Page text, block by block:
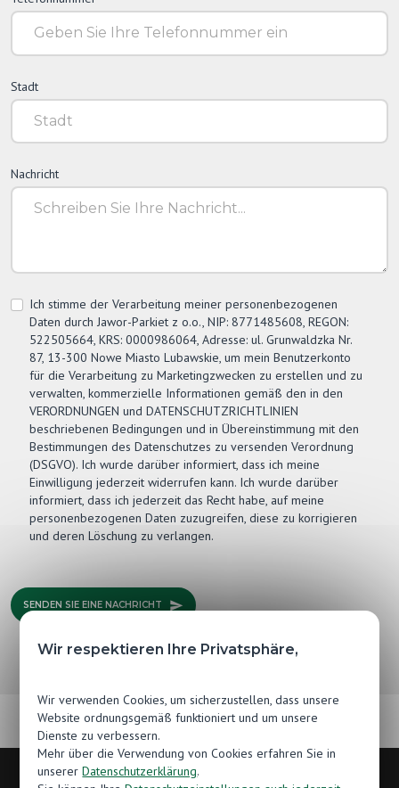
Stadt
Nachricht
Ich stimme der Verarbeitung meiner personenbezogenen
Daten durch Jawor-Parkiet z o.o., NIP: 8771485608, REGON:
522505664, KRS: 0000986064, Adresse: ul. Grunwaldzka Nr.
87, 13-300 Nowe Miasto Lubawskie, um mein Benutzerkonto
für die Verarbeitung zu Marketingzwecken zu erstellen und zu
verwalten, kommerzielle Informationen gemäß den in den
VERORDNUNGEN und DATENSCHUTZRICHTLINIEN
beschriebenen Bedingungen und in Übereinstimmung mit den
Bestimmungen des Datenschutzes zu versenden Verordnung
(DSGVO). Ich wurde darüber informiert, dass ich meine
Einwilligung jederzeit widerrufen kann. Ich wurde darüber
informiert, dass ich jederzeit das Recht habe, auf meine
personenbezogenen Daten zuzugreifen, diese zu korrigieren
und deren Löschung zu verlangen.
SENDEN SIE EINE NACHRICHT
Wir respektieren Ihre Privatsphäre,
Wir verwenden Cookies, um sicherzustellen, dass unsere
Website ordnungsgemäß funktioniert und um unsere
Dienste zu verbessern.
Mehr über die Verwendung von Cookies erfahren Sie in
unsererDatenschutzerklärung.